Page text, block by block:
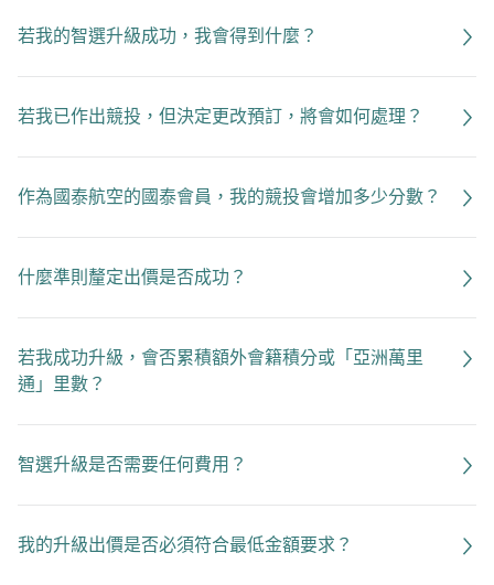
若我的智選升級成功，我會得到什麼？
若我已作出競投，但決定更改預訂，將會如何處理？
作為國泰航空的國泰會員，我的競投會增加多少分數？
什麼準則釐定出價是否成功？
若我成功升級，會否累積額外會籍積分或「亞洲萬里
通」里數？
智選升級是否需要任何費用？
我的升級出價是否必須符合最低金額要求？